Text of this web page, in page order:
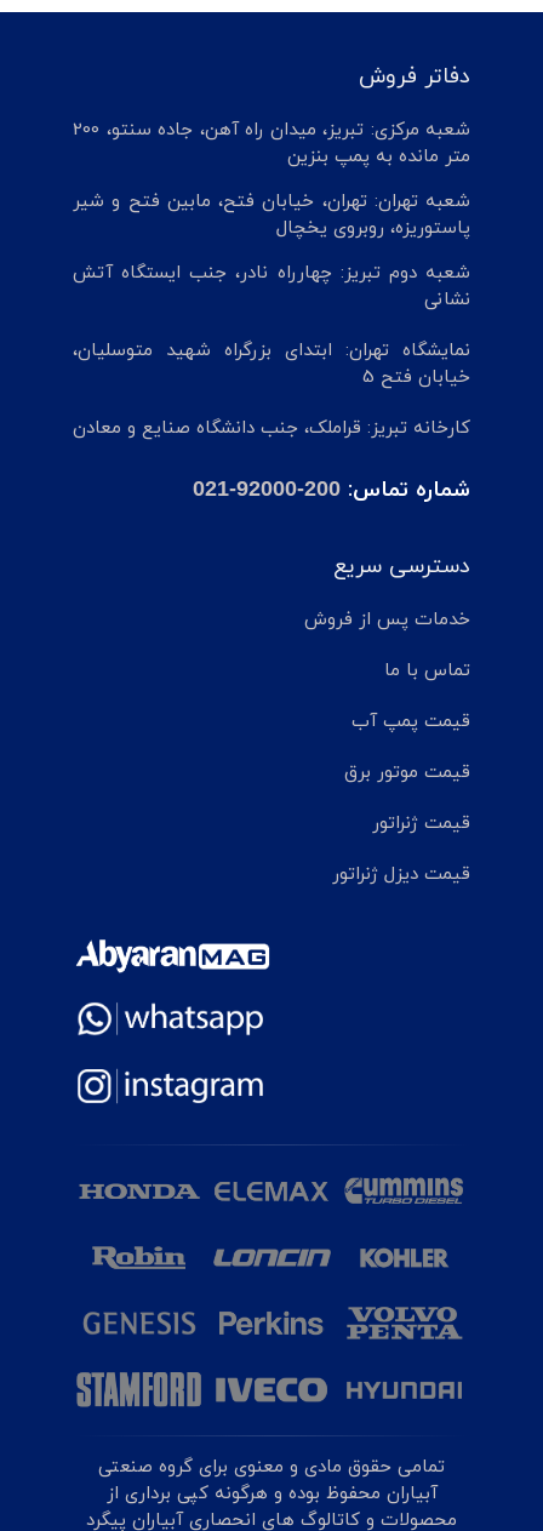
دفاتر فروش
شعبه مرکزی: تبریز، میدان راه آهن، جاده سنتو، 200
متر مانده به پمپ بنزین
شعبه تهران: تهران، خیابان فتح، مابین فتح و شیر
پاستوریزه، روبروی یخچال
شعبه دوم تبریز: چهارراه نادر، جنب ایستگاه آتش
نشانی
نمایشگاه تهران: ابتدای بزرگراه شهید متوسلیان،
خیابان فتح 5
کارخانه تبریز: قراملک، جنب دانشگاه صنایع و معادن
شماره تماس: 021-92000-200
دسترسی سریع
خدمات پس از فروش
تماس با ما
قیمت پمپ آب
قیمت موتور برق
قیمت ژنراتور
قیمت دیزل ژنراتور
تمامی حقوق مادی و معنوی برای گروه صنعتی
آبیاران محفوظ بوده و هرگونه کپی برداری از
محصولات و کاتالوگ های انحصاری آبیاران پیگرد